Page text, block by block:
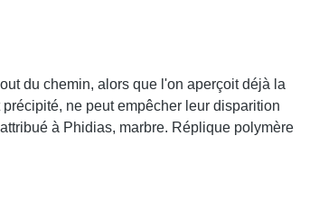
du chemin, alors que l'on aperçoit déjà la
ne peut empêcher leur disparition
à Phidias, marbre. Réplique polymère